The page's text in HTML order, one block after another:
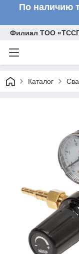
По наличию
Филиал ТОО «ТССП
Каталог